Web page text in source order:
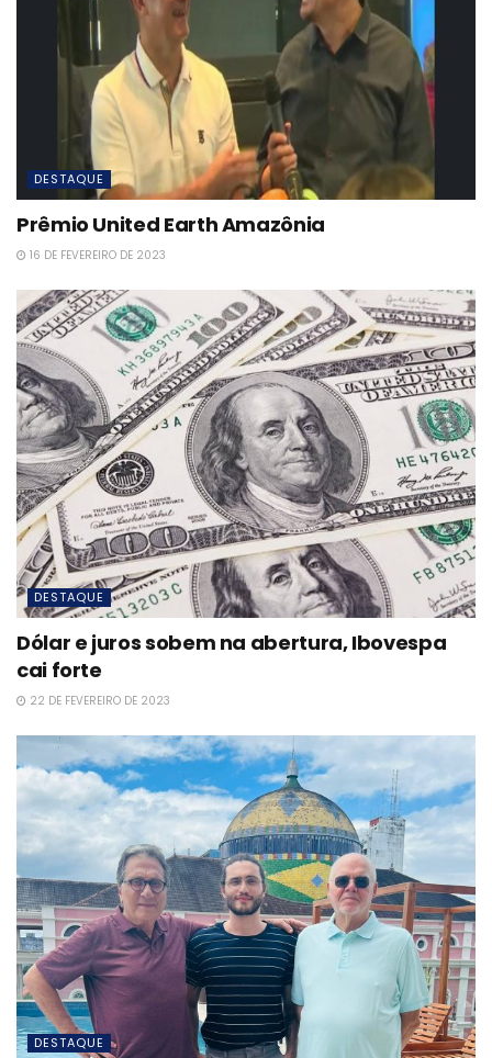
DESTAQUE
Prêmio United Earth Amazônia
16 DE FEVEREIRO DE 2023
DESTAQUE
Dólar e juros sobem na abertura, Ibovespa
cai forte
22 DE FEVEREIRO DE 2023
DESTAQUE